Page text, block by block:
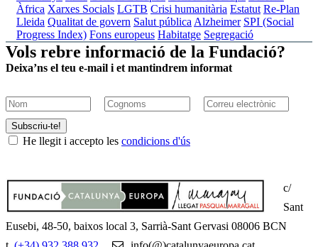
Àfrica Xarxes Socials LGTB Crisi humanitària Estatut Re-Plan
Lleida Qualitat de govern Salut pública Alzheimer SPI (Social
Progress Index) Fons europeus Habitatge Segregació
Vols rebre informació de la Fundació?
Deixa’ns el teu e-mail i et mantindrem informat
Subscriu-te!
He llegit i accepto les condicions d'ús
c/
Sant
Eusebi, 48-50, baixos local 3, Sarrià-Sant Gervasi 08006 BCN